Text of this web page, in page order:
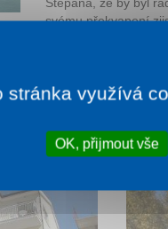
svému překvapení
v perfektním stavu.
pravděpodobnější
byl uzavřen a děsivá
stránka využívá
OK, přijmout vše